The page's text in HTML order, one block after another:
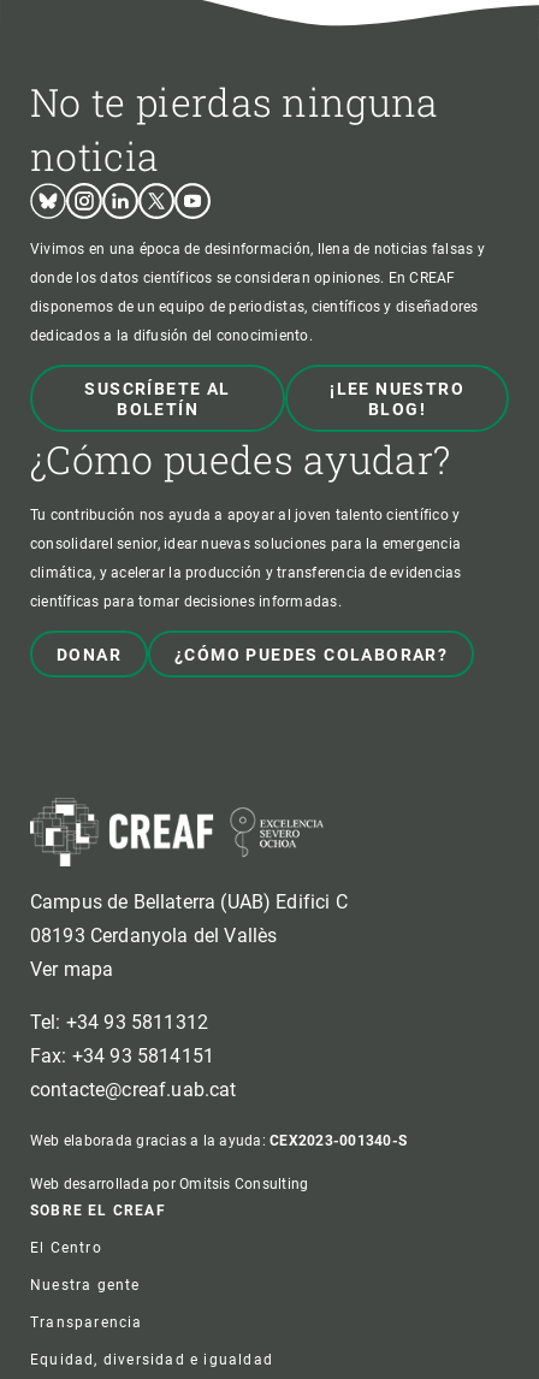
No te pierdas ninguna
noticia
BlueskyInstagram
LinkedinTwitterYoutube
Vivimos en una época de desinformación, llena de noticias falsas y
donde los datos científicos se consideran opiniones. En CREAF
disponemos de un equipo de periodistas, científicos y diseñadores
dedicados a la difusión del conocimiento.
SUSCRÍBETE AL
BOLETÍN
¡LEE NUESTRO
BLOG!
¿Cómo puedes ayudar?
Tu contribución nos ayuda a apoyar al joven talento científico y
consolidarel senior, idear nuevas soluciones para la emergencia
climática, y acelerar la producción y transferencia de evidencias
científicas para tomar decisiones informadas.
DONAR ¿CÓMO PUEDES COLABORAR?
Campus de Bellaterra (UAB) Edifici C
08193 Cerdanyola del Vallès
Ver mapa
Tel: +34 93 5811312
Fax: +34 93 5814151
contacte@creaf.uab.cat
Web elaborada gracias a la ayuda:CEX2023-001340-S
Web desarrollada por Omitsis Consulting
Footer
SOBRE EL CREAF
El Centro
Nuestra gente
Transparencia
Equidad, diversidad e igualdad